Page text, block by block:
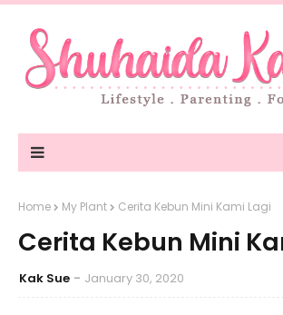
Home My Plant Cerita Kebun Mini Kami Lagi
Cerita Kebun Mini
Kak Sue January 30, 2020